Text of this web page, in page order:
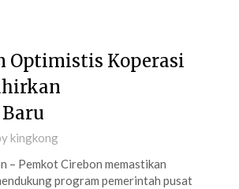
Optimistis Koperasi
kingkong
– Pemkot Cirebon memastikan
program pemerintah pusat